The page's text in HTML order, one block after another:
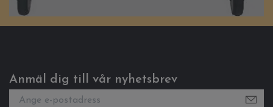
Anmäl dig till vår nyhetsbrev